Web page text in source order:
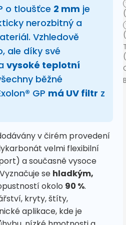
o tloušťce 2 mm je
nerozbitný a
Vzhledově
ale díky své
vysoké teplotní
běžné
GP má UV filtr z
v čirém provedení
velmi flexibilní
a současně vysoce
se hladkým,
okolo 90 %.
kryty, štíty,
aplikace, kde je